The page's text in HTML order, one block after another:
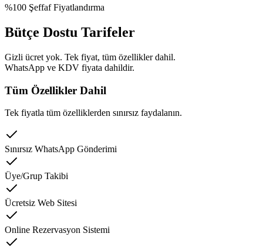
%100 Şeffaf Fiyatlandırma
Bütçe Dostu Tarifeler
Gizli ücret yok. Tek fiyat, tüm özellikler dahil.
WhatsApp ve KDV fiyata dahildir.
Tüm Özellikler Dahil
Tek fiyatla tüm özelliklerden sınırsız faydalanın.
Sınırsız WhatsApp Gönderimi
Üye/Grup Takibi
Ücretsiz Web Sitesi
Online Rezervasyon Sistemi